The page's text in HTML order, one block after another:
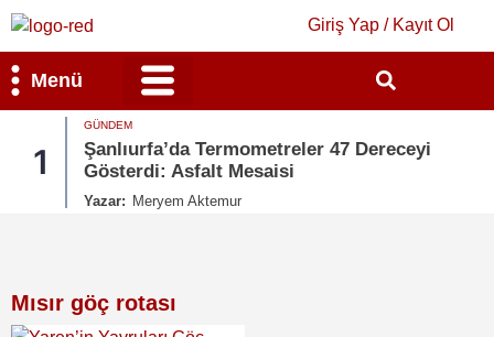
Giriş Yap / Kayıt Ol
Menü
1
GÜNDEM
Şanlıurfa’da Termometreler 47 Dereceyi
Gösterdi: Asfalt Mesaisi
Yazar: Meryem Aktemur
Mısır göç rotası